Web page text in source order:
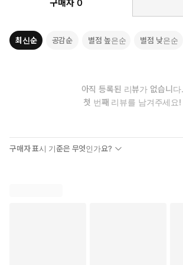
진짜 난, 무엇을 하고 싶은 걸까? 어디로 가야
트!
구매자 0
최신순 공감순 별점 높은순 별점 낮은순
아직 등록된 리뷰가 없습니다.
첫 번째 리뷰를 남겨주세요!
구매자 표시 기준은 무엇인가요?